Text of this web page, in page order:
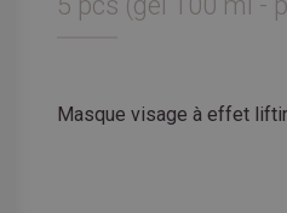
Masque visage à effet